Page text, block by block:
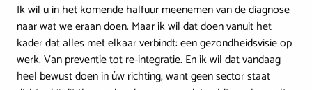
Ik wil u in het komende halfuur meenemen van de diagnose
naar wat we eraan doen. Maar ik wil dat doen vanuit het
kader dat alles met elkaar verbindt: een gezondheidsvisie op
werk. Van preventie tot re-integratie. En ik wil dat vandaag
heel bewust doen in úw richting, want geen sector staat